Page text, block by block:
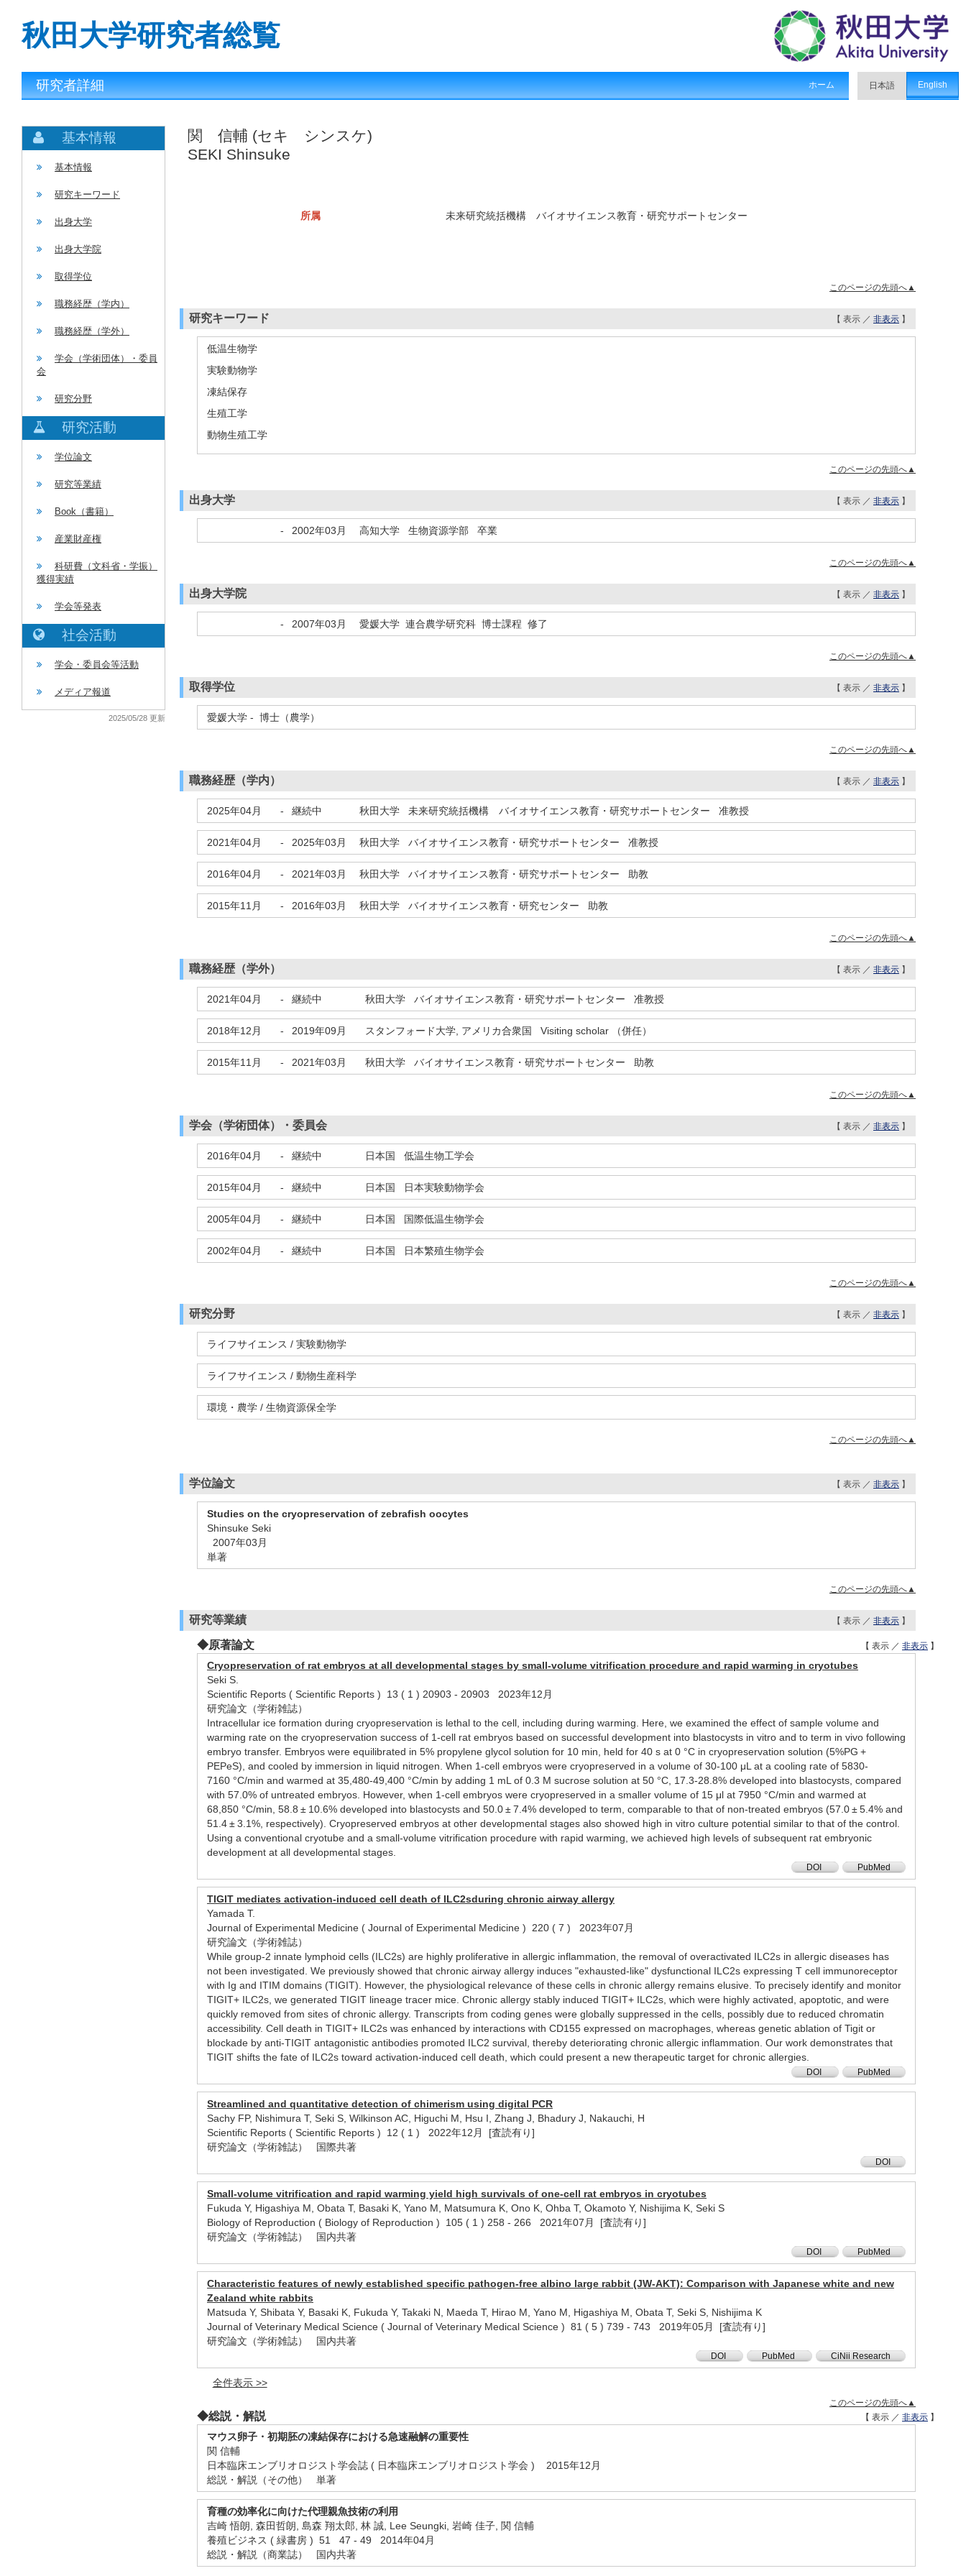
秋田大学研究者総覧
研究者詳細 ホーム 日本語 English
基本情報
基本情報
研究キーワード
出身大学
出身大学院
取得学位
職務経歴（学内）
職務経歴（学外）
学会（学術団体）・委員
会
研究分野
研究活動
学位論文
研究等業績
Book（書籍）
産業財産権
科研費（文科省・学振）
獲得実績
学会等発表
社会活動
学会・委員会等活動
メディア報道
2025/05/28 更新
関 信輔 (セキ シンスケ)
SEKI Shinsuke
所属 未来研究統括機構 バイオサイエンス教育・研究サポートセンター
このページの先頭へ▲
研究キーワード 【 表示 ／ 非表示 】
低温生物学
実験動物学
凍結保存
生殖工学
動物生殖工学
このページの先頭へ▲
出身大学 【 表示 ／ 非表示 】
- 2002年03月 高知大学 生物資源学部 卒業
このページの先頭へ▲
出身大学院 【 表示 ／ 非表示 】
- 2007年03月 愛媛大学 連合農学研究科 博士課程 修了
このページの先頭へ▲
取得学位 【 表示 ／ 非表示 】
愛媛大学 - 博士（農学）
このページの先頭へ▲
職務経歴（学内） 【 表示 ／ 非表示 】
2025年04月 - 継続中 秋田大学 未来研究統括機構 バイオサイエンス教育・研究サポートセンター 准教授
2021年04月 - 2025年03月 秋田大学 バイオサイエンス教育・研究サポートセンター 准教授
2016年04月 - 2021年03月 秋田大学 バイオサイエンス教育・研究サポートセンター 助教
2015年11月 - 2016年03月 秋田大学 バイオサイエンス教育・研究センター 助教
このページの先頭へ▲
職務経歴（学外） 【 表示 ／ 非表示 】
2021年04月 - 継続中 秋田大学 バイオサイエンス教育・研究サポートセンター 准教授
2018年12月 - 2019年09月 スタンフォード大学, アメリカ合衆国 Visiting scholar （併任）
2015年11月 - 2021年03月 秋田大学 バイオサイエンス教育・研究サポートセンター 助教
このページの先頭へ▲
学会（学術団体）・委員会 【 表示 ／ 非表示 】
2016年04月 - 継続中 日本国 低温生物工学会
2015年04月 - 継続中 日本国 日本実験動物学会
2005年04月 - 継続中 日本国 国際低温生物学会
2002年04月 - 継続中 日本国 日本繁殖生物学会
このページの先頭へ▲
研究分野 【 表示 ／ 非表示 】
ライフサイエンス / 実験動物学
ライフサイエンス / 動物生産科学
環境・農学 / 生物資源保全学
このページの先頭へ▲
学位論文 【 表示 ／ 非表示 】
Studies on the cryopreservation of zebrafish oocytes
Shinsuke Seki
2007年03月
単著
このページの先頭へ▲
研究等業績 【 表示 ／ 非表示 】
◆原著論文 【 表示 ／ 非表示 】
Cryopreservation of rat embryos at all developmental stages by small-volume vitrification procedure and rapid warming in cryotubes
Seki S.
Scientific Reports ( Scientific Reports ) 13 ( 1 ) 20903 - 20903 2023年12月
研究論文（学術雑誌）
Intracellular ice formation during cryopreservation is lethal to the cell, including during warming. Here, we examined the effect of sample volume and
warming rate on the cryopreservation success of 1-cell rat embryos based on successful development into blastocysts in vitro and to term in vivo following
embryo transfer. Embryos were equilibrated in 5% propylene glycol solution for 10 min, held for 40 s at 0 °C in cryopreservation solution (5%PG +
PEPeS), and cooled by immersion in liquid nitrogen. When 1-cell embryos were cryopreserved in a volume of 30-100 μL at a cooling rate of 5830-
7160 °C/min and warmed at 35,480-49,400 °C/min by adding 1 mL of 0.3 M sucrose solution at 50 °C, 17.3-28.8% developed into blastocysts, compared
with 57.0% of untreated embryos. However, when 1-cell embryos were cryopreserved in a smaller volume of 15 μl at 7950 °C/min and warmed at
68,850 °C/min, 58.8 ± 10.6% developed into blastocysts and 50.0 ± 7.4% developed to term, comparable to that of non-treated embryos (57.0 ± 5.4% and
51.4 ± 3.1%, respectively). Cryopreserved embryos at other developmental stages also showed high in vitro culture potential similar to that of the control.
Using a conventional cryotube and a small-volume vitrification procedure with rapid warming, we achieved high levels of subsequent rat embryonic
development at all developmental stages.
DOI PubMed
TIGIT mediates activation-induced cell death of ILC2sduring chronic airway allergy
Yamada T.
Journal of Experimental Medicine ( Journal of Experimental Medicine ) 220 ( 7 ) 2023年07月
研究論文（学術雑誌）
While group-2 innate lymphoid cells (ILC2s) are highly proliferative in allergic inflammation, the removal of overactivated ILC2s in allergic diseases has
not been investigated. We previously showed that chronic airway allergy induces "exhausted-like" dysfunctional ILC2s expressing T cell immunoreceptor
with Ig and ITIM domains (TIGIT). However, the physiological relevance of these cells in chronic allergy remains elusive. To precisely identify and monitor
TIGIT+ ILC2s, we generated TIGIT lineage tracer mice. Chronic allergy stably induced TIGIT+ ILC2s, which were highly activated, apoptotic, and were
quickly removed from sites of chronic allergy. Transcripts from coding genes were globally suppressed in the cells, possibly due to reduced chromatin
accessibility. Cell death in TIGIT+ ILC2s was enhanced by interactions with CD155 expressed on macrophages, whereas genetic ablation of Tigit or
blockade by anti-TIGIT antagonistic antibodies promoted ILC2 survival, thereby deteriorating chronic allergic inflammation. Our work demonstrates that
TIGIT shifts the fate of ILC2s toward activation-induced cell death, which could present a new therapeutic target for chronic allergies.
DOI PubMed
Streamlined and quantitative detection of chimerism using digital PCR
Sachy FP, Nishimura T, Seki S, Wilkinson AC, Higuchi M, Hsu I, Zhang J, Bhadury J, Nakauchi, H
Scientific Reports ( Scientific Reports ) 12 ( 1 ) 2022年12月 [査読有り]
研究論文（学術雑誌） 国際共著
DOI
Small-volume vitrification and rapid warming yield high survivals of one-cell rat embryos in cryotubes
Fukuda Y, Higashiya M, Obata T, Basaki K, Yano M, Matsumura K, Ono K, Ohba T, Okamoto Y, Nishijima K, Seki S
Biology of Reproduction ( Biology of Reproduction ) 105 ( 1 ) 258 - 266 2021年07月 [査読有り]
研究論文（学術雑誌） 国内共著
DOI PubMed
Characteristic features of newly established specific pathogen-free albino large rabbit (JW-AKT): Comparison with Japanese white and new
Zealand white rabbits
Matsuda Y, Shibata Y, Basaki K, Fukuda Y, Takaki N, Maeda T, Hirao M, Yano M, Higashiya M, Obata T, Seki S, Nishijima K
Journal of Veterinary Medical Science ( Journal of Veterinary Medical Science ) 81 ( 5 ) 739 - 743 2019年05月 [査読有り]
研究論文（学術雑誌） 国内共著
DOI PubMed CiNii Research
全件表示 >>
このページの先頭へ▲
◆総説・解説 【 表示 ／ 非表示 】
マウス卵子・初期胚の凍結保存における急速融解の重要性
関 信輔
日本臨床エンブリオロジスト学会誌 ( 日本臨床エンブリオロジスト学会 ) 2015年12月
総説・解説（その他） 単著
育種の効率化に向けた代理親魚技術の利用
吉崎 悟朗, 森田哲朗, 島森 翔太郎, 林 誠, Lee Seungki, 岩崎 佳子, 関 信輔
養殖ビジネス ( 緑書房 ) 51 47 - 49 2014年04月
総説・解説（商業誌） 国内共著